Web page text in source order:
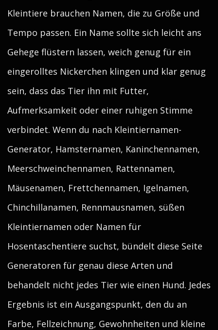
Kleintiere brauchen Namen, die zu Größe und
Tempo passen. Ein Name sollte sich leicht ans
Gehege flüstern lassen, weich genug für ein
eingerolltes Nickerchen klingen und klar genug
sein, dass das Tier ihn mit Futter,
Aufmerksamkeit oder einer ruhigen Stimme
verbindet. Wenn du nach Kleintiernamen-
Generator, Hamsternamen, Kaninchennamen,
Meerschweinchennamen, Rattennamen,
Mäusenamen, Frettchennamen, Igelnamen,
Chinchillanamen, Rennmausnamen, süßen
Kleintiernamen oder Namen für
Hosentaschentiere suchst, bündelt diese Seite
Generatoren für genau diese Arten und
behandelt nicht jedes Tier wie einen Hund. Jedes
Ergebnis ist ein Ausgangspunkt, den du an
Farbe, Fellzeichnung, Gewohnheiten und kleine